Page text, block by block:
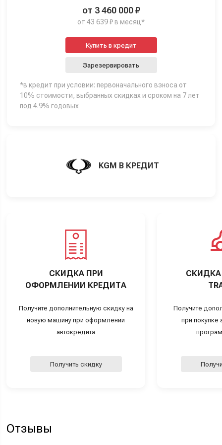
от 3 460 000 ₽
от 43 639 ₽ в месяц*
Купить в кредит
Зарезервировать
*в кредит при условии: первоначального взноса от
10% стоимости, выбранных скидках и сроком на 7 лет
под 4.9% годовых
KGM В КРЕДИТ
СКИДКА ПРИ
ОФОРМЛЕНИИ КРЕДИТА
Получите дополнительную скидку на
новую машину при оформлении
автокредита
Получить скидку
СКИДКА
Получите
при покупке
Отзывы